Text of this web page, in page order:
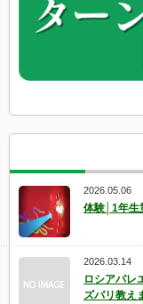
2026.05.06
体験│1年生
2026.03.14
ロシアバレ
ズバリ教え